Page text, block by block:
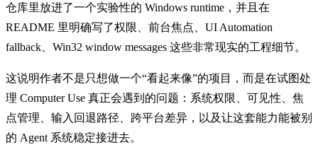
仓库里放进了一个实验性的 Windows runtime，并且在
README 里明确写了权限、前台焦点、UI Automation
fallback、Win32 window messages 这些非常现实的工程细节。
这说明作者不是只想做一个“看起来像”的项目，而是在试图处
理 Computer Use 真正会遇到的问题：系统权限、可见性、焦
点管理、输入回退路径、跨平台差异，以及让这套能力能被别
的 Agent 系统稳定接进去。